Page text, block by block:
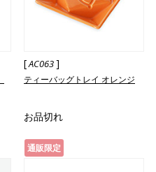
[AC063]
ティーバッグトレイ オレンジ
お品切れ
通販限定